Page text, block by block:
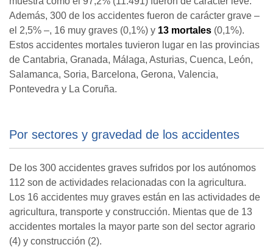
Además, 300 de los accidentes fueron de carácter grave –
el 2,5% –, 16 muy graves (0,1%) y 13 mortales (0,1%).
Estos accidentes mortales tuvieron lugar en las provincias
de Cantabria, Granada, Málaga, Asturias, Cuenca, León,
Salamanca, Soria, Barcelona, Gerona, Valencia,
Pontevedra y La Coruña.
Por sectores y gravedad de los accidentes
De los 300 accidentes graves sufridos por los autónomos
112 son de actividades relacionadas con la agricultura.
Los 16 accidentes muy graves están en las actividades de
agricultura, transporte y construcción. Mientas que de 13
accidentes mortales la mayor parte son del sector agrario
(4) y construcción (2).